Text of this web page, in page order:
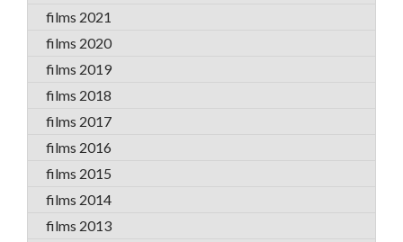
films 2021
films 2020
films 2019
films 2018
films 2017
films 2016
films 2015
films 2014
films 2013